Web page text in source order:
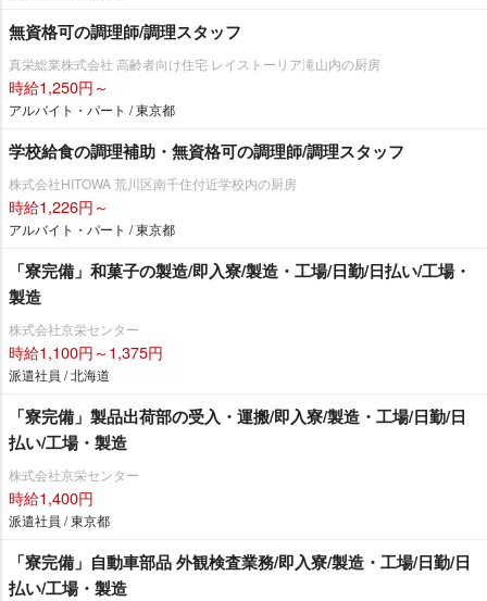
無資格可の調理師/調理スタッフ
真栄総業株式会社 高齢者向け住宅 レイストーリア滝山内の厨房
時給1,250円～
アルバイト・パート / 東京都
学校給食の調理補助・無資格可の調理師/調理スタッフ
株式会社HITOWA 荒川区南千住付近学校内の厨房
時給1,226円～
アルバイト・パート / 東京都
「寮完備」和菓子の製造/即入寮/製造・工場/日勤/日払い/工場・
製造
株式会社京栄センター
時給1,100円～1,375円
派遣社員 / 北海道
「寮完備」製品出荷部の受入・運搬/即入寮/製造・工場/日勤/日
払い/工場・製造
株式会社京栄センター
時給1,400円
派遣社員 / 東京都
「寮完備」自動車部品 外観検査業務/即入寮/製造・工場/日勤/日
払い/工場・製造